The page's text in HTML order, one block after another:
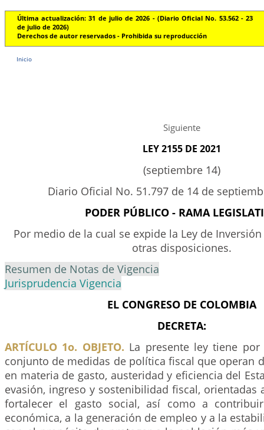
Última actualización: 31 de julio de 2026 - (Diario Oficial No. 53.562 - 23
de julio de 2026)
Derechos de autor reservados - Prohibida su reproducción
Inicio
Siguiente
LEY 2155 DE 2021
(septiembre 14)
Diario Oficial No. 51.797 de 14 de
PODER PÚBLICO - RAMA
Por medio de la cual se expide la Ley de
otras disposiciones.
Resumen de Notas de Vigencia
Jurisprudencia Vigencia
EL CONGRESO DE COLOMBIA
DECRETA:
ARTÍCULO 1o. OBJETO. La presente ley tiene
conjunto de medidas de política fiscal que operan
en materia de gasto, austeridad y eficiencia del
evasión, ingreso y sostenibilidad fiscal, orientadas
fortalecer el gasto social, así como a
económica, a la generación de empleo y a la